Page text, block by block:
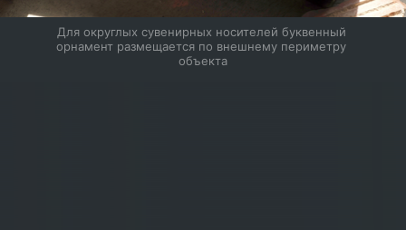
Для округлых сувенирных носителей буквенный
орнамент размещается по внешнему периметру
объекта